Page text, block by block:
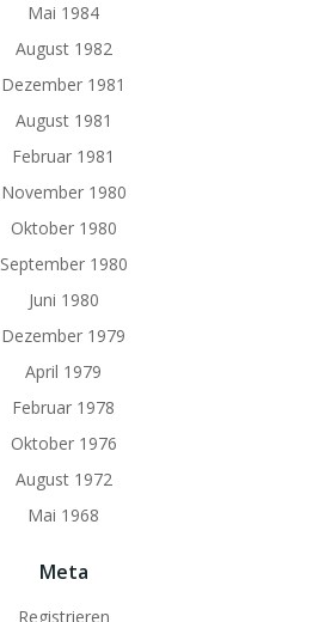
Mai 1984
August 1982
Dezember 1981
August 1981
Februar 1981
November 1980
Oktober 1980
September 1980
Juni 1980
Dezember 1979
April 1979
Februar 1978
Oktober 1976
August 1972
Mai 1968
Meta
Registrieren